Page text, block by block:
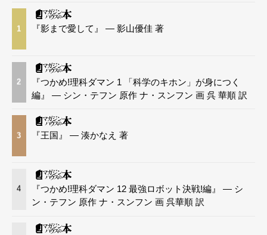
1 『影まで愛して』 — 影山優佳 著
2
『つかめ!理科ダマン 1 「科学のキホン」が身につく
編』 — シン・テフン 原作 ナ・スンフン 画 呉 華順 訳
3 『王国』 — 湊かなえ 著
4
『つかめ!理科ダマン 12 最強ロボット決戦!編』 — シ
ン・テフン 原作 ナ・スンフン 画 呉華順 訳